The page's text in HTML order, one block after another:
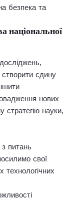
безпека та
національної
створити єдину
нових
стратегію науки,
питань
свої